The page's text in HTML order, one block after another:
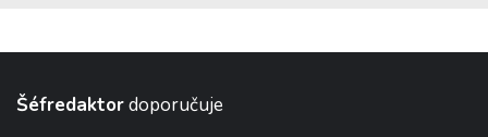
Šéfredaktordoporučuje